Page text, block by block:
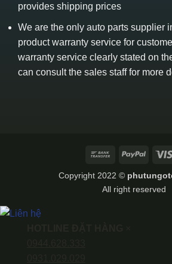
provides shipping prices
We are the only auto parts supplier
product warranty service for
warranty service clearly stated on
can consult the sales staff for more
Bank
PayPal
Copyright 2022 ©
All right reserved